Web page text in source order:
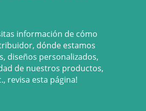
información de cómo
dónde estamos
diseños personalizados,
de nuestros productos,
revisa esta página!